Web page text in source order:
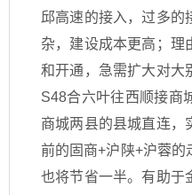
邱高速的接入，过多的
杂，建设成本更高；理
和开通，急需扩大对大
S48合六叶往西顺接商
商城两县的县城直连，
前的固商+沪陕+沪蓉的
也将节省一半。有助于